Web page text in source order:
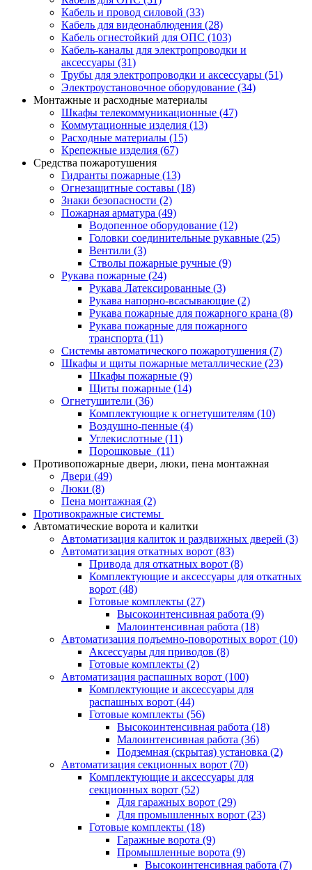
Кабель и провод силовой (33)
Кабель для видеонаблюдения (28)
Кабель огнестойкий для ОПС (103)
Кабель-каналы для электропроводки и
аксессуары (31)
Трубы для электропроводки и аксессуары (51)
Электроустановочное оборудование (34)
Монтажные и расходные материалы
Шкафы телекоммуникационные (47)
Коммутационные изделия (13)
Расходные материалы (15)
Крепежные изделия (67)
Средства пожаротушения
Гидранты пожарные (13)
Огнезащитные составы (18)
Знаки безопасности (2)
Пожарная арматура (49)
Водопенное оборудование (12)
Головки соединительные рукавные (25)
Вентили (3)
Стволы пожарные ручные (9)
Рукава пожарные (24)
Рукава Латексированные (3)
Рукава напорно-всасывающие (2)
Рукава пожарные для пожарного крана (8)
Рукава пожарные для пожарного
транспорта (11)
Системы автоматического пожаротушения (7)
Шкафы и щиты пожарные металлические (23)
Шкафы пожарные (9)
Щиты пожарные (14)
Огнетушители (36)
Комплектующие к огнетушителям (10)
Воздушно-пенные (4)
Углекислотные (11)
Порошковые (11)
Противопожарные двери, люки, пена монтажная
Двери (49)
Люки (8)
Пена монтажная (2)
Противокражные системы
Автоматические ворота и калитки
Автоматизация калиток и раздвижных дверей (3)
Автоматизация откатных ворот (83)
Привода для откатных ворот (8)
Комплектующие и аксессуары для откатных
ворот (48)
Готовые комплекты (27)
Высокоинтенсивная работа (9)
Малоинтенсивная работа (18)
Автоматизация подъемно-поворотных ворот (10)
Аксессуары для приводов (8)
Готовые комплекты (2)
Автоматизация распашных ворот (100)
Комплектующие и аксессуары для
распашных ворот (44)
Готовые комплекты (56)
Высокоинтенсивная работа (18)
Малоинтенсивная работа (36)
Подземная (скрытая) установка (2)
Автоматизация секционных ворот (70)
Комплектующие и аксессуары для
секционных ворот (52)
Для гаражных ворот (29)
Для промышленных ворот (23)
Готовые комплекты (18)
Гаражные ворота (9)
Промышленные ворота (9)
Высокоинтенсивная работа (7)